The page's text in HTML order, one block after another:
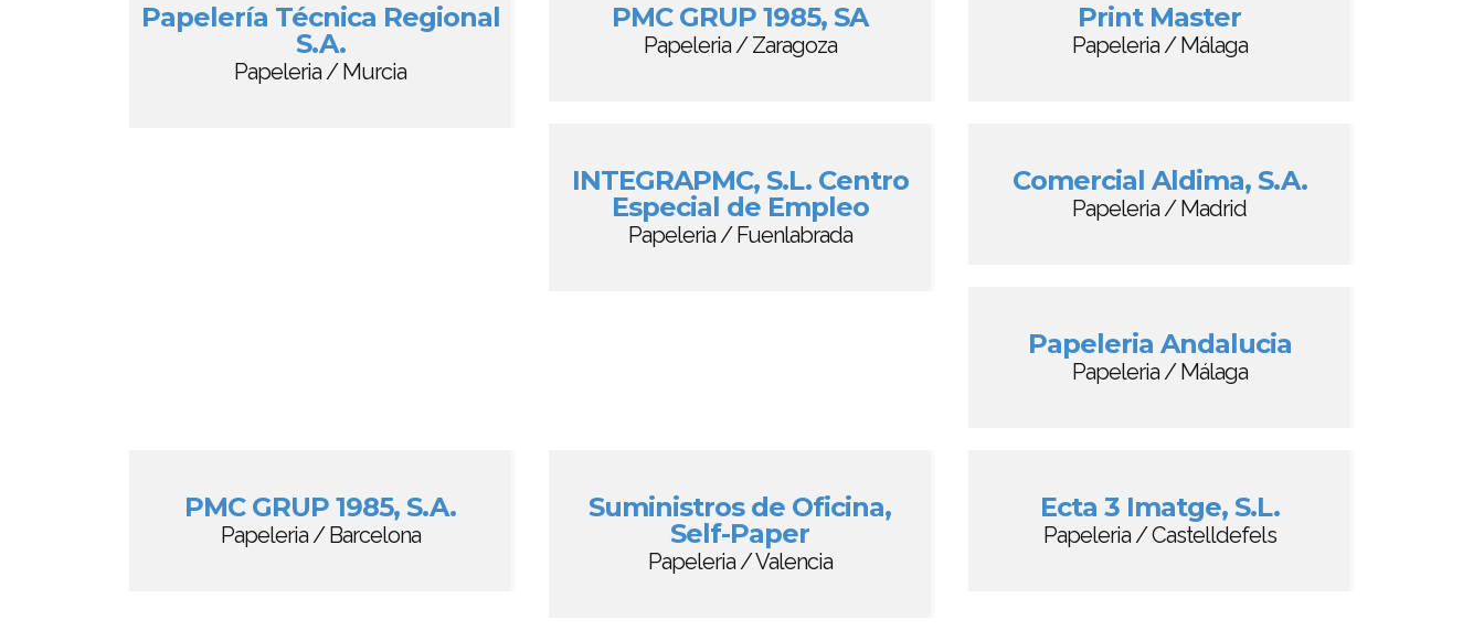
Papelería Técnica Regional
S.A.
Papeleria / Murcia
PMC GRUP 1985, SA
Papeleria / Zaragoza
Print Master
Papeleria / Málaga
INTEGRAPMC, S.L. Centro
Especial de Empleo
Papeleria / Fuenlabrada
Comercial Aldima, S.A.
Papeleria / Madrid
Papeleria Andalucia
Papeleria / Málaga
PMC GRUP 1985, S.A.
Papeleria / Barcelona
Suministros de Oficina,
Self-Paper
Papeleria / Valencia
Ecta 3 Imatge, S.L.
Papeleria / Castelldefels